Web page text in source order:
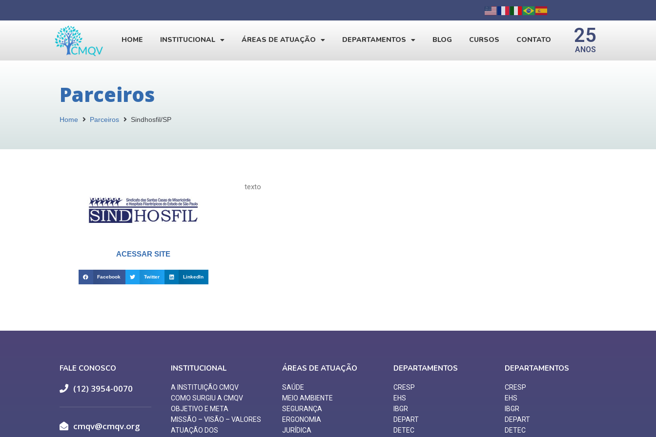
HOME INSTITUCIONAL ÁREAS DE ATUAÇÃO DEPARTAMENTOS BLOG CURSOS CONTATO 25
ANOS
Parceiros
Home Parceiros Sindhosfil/SP
ACESSAR SITE
Facebook Twitter LinkedIn
texto
FALE CONOSCO
(12) 3954-0070
cmqv@cmqv.org
INSTITUCIONAL
A INSTITUIÇÃO CMQV
COMO SURGIU A CMQV
OBJETIVO E META
MISSÃO – VISÃO – VALORES
ATUAÇÃO DOS
ÁREAS DE ATUAÇÃO
SAÚDE
MEIO AMBIENTE
SEGURANÇA
ERGONOMIA
JURÍDICA
DEPARTAMENTOS
CRESP
EHS
IBGR
DEPART
DETEC
DEPARTAMENTOS
CRESP
EHS
IBGR
DEPART
DETEC